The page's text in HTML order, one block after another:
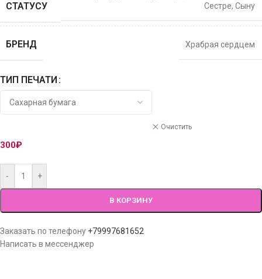
СТАТУСУ
Сестре, Сыну
БРЕНД Храбрая сердцем
ТИП ПЕЧАТИ
Очистить
300₽
- +
В КОРЗИНУ
Заказать по телефону +79997681652
Написать в мессенджер